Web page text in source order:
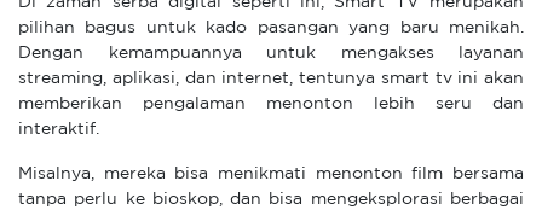
Di zaman serba digital seperti ini, Smart TV merupakan
pilihan bagus untuk kado pasangan yang baru menikah.
Dengan kemampuannya untuk mengakses layanan
streaming, aplikasi, dan internet, tentunya smart tv ini akan
memberikan pengalaman menonton lebih seru dan
interaktif.
Misalnya, mereka bisa menikmati menonton film bersama
tanpa perlu ke bioskop, dan bisa mengeksplorasi berbagai